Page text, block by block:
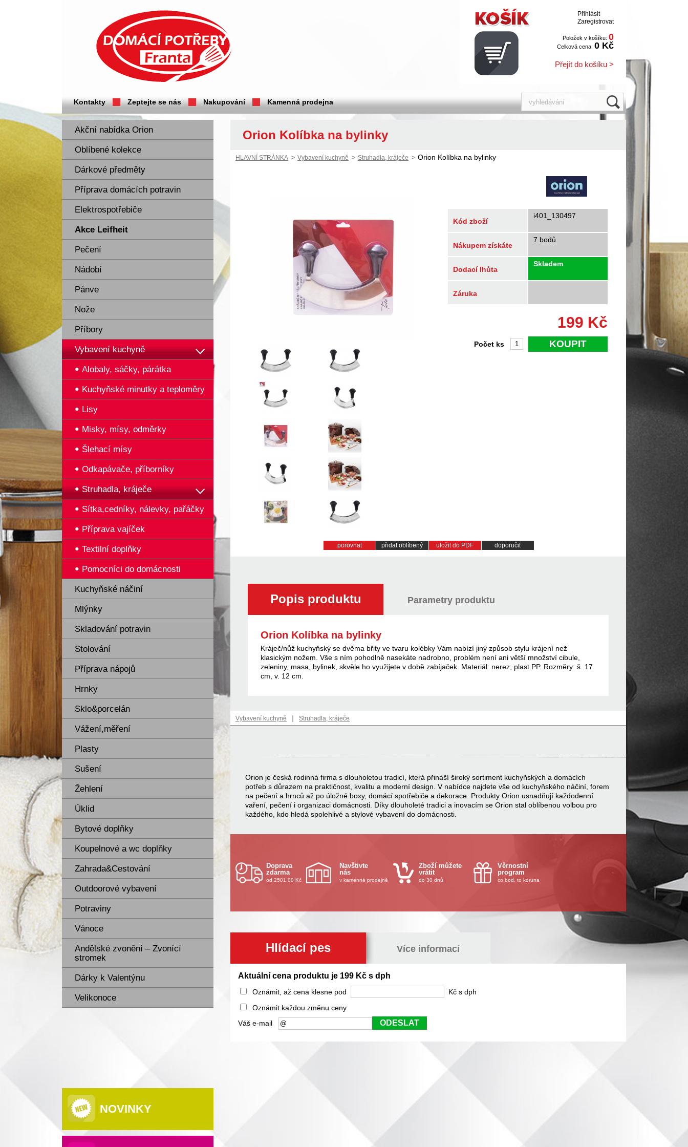
Přihlásit
Zaregistrovat
Položek v košíku: 0
Celková cena: 0 Kč
Přejít do košíku >
Kontakty Zeptejte se nás Nakupování Kamenná prodejna
Akční nabídka Orion
Oblíbené kolekce
Dárkové předměty
Příprava domácích potravin
Elektrospotřebiče
Akce Leifheit
Pečení
Nádobí
Pánve
Nože
Příbory
Vybavení kuchyně
Alobaly, sáčky, párátka
Kuchyňské minutky a teploměry
Lisy
Misky, mísy, odměrky
Šlehací mísy
Odkapávače, příborníky
Struhadla, kráječe
Sítka,cedníky, nálevky, pařáčky
Příprava vajíček
Textilní doplňky
Pomocníci do domácnosti
Kuchyňské náčiní
Mlýnky
Skladování potravin
Stolování
Příprava nápojů
Hrnky
Sklo&porcelán
Vážení,měření
Plasty
Sušení
Žehlení
Úklid
Bytové doplňky
Koupelnové a wc doplňky
Zahrada&Cestování
Outdoorové vybavení
Potraviny
Vánoce
Andělské zvonění – Zvonící
stromek
Dárky k Valentýnu
Velikonoce
NOVINKY
Orion Kolíbka na bylinky
HLAVNÍ STRÁNKA > Vybavení kuchyně > Struhadla, kráječe > Orion Kolíbka na bylinky
Kód zboží
i401_130497
Nákupem získáte
7 bodů
Dodací lhůta
Skladem
Záruka
199 Kč
KOUPIT
Počet ks
porovnat přidat oblíbený uložit do PDF doporučit
Popis produktu Parametry produktu
Orion Kolíbka na bylinky
Kráječ/nůž kuchyňský se dvěma břity ve tvaru kolébky Vám nabízí jiný způsob stylu krájení než
klasickým nožem. Vše s ním pohodlně nasekáte nadrobno, problém není ani větší množství cibule,
zeleniny, masa, bylinek, skvěle ho využijete v době zabíjaček. Materiál: nerez, plast PP. Rozměry: š. 17
cm, v. 12 cm.
Vybavení kuchyně | Struhadla, kráječe
Orion je česká rodinná firma s dlouholetou tradicí, která přináší široký sortiment kuchyňských a domácích
potřeb s důrazem na praktičnost, kvalitu a moderní design. V nabídce najdete vše od kuchyňského náčiní, forem
na pečení a hrnců až po úložné boxy, domácí spotřebiče a dekorace. Produkty Orion usnadňují každodenní
vaření, pečení i organizaci domácnosti. Díky dlouholeté tradici a inovacím se Orion stal oblíbenou volbou pro
každého, kdo hledá spolehlivé a stylové vybavení do domácnosti.
Doprava
zdarma
od 2501.00 Kč
Navštivte
nás
v kamenné prodejně
Zboží můžete
vrátit
do 30 dnů
Věrnostní
program
co bod, to koruna
Hlídací pes Více informací
Aktuální cena produktu je 199 Kč s dph
Oznámit, až cena klesne pod
Kč s dph
Oznámit každou změnu ceny
Váš e-mail
ODESLAT